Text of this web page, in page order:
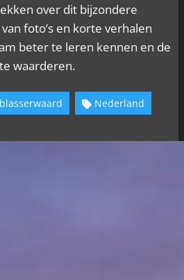
over dit bijzondere
foto’s en korte verhalen
beter te leren kennen en de
waarderen.
Nederland